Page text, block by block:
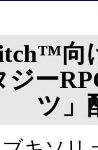
向
ジー
ツ」